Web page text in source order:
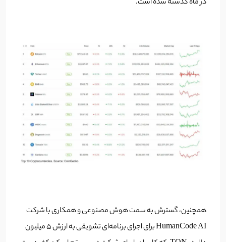
در ماه گذشته شده است.
همچنین، گسترش به سمت هوش مصنوعی و همکاری با شرکت
HumanCode AI برای اجرای برنامه‌ای تشویقی به ارزش ۵ میلیون